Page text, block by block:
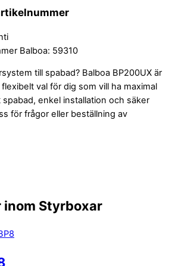
Balboa: 59310
till spabad? Balboa BP200UX är
val för dig som vill ha maximal
enkel installation och säker
för frågor eller beställning av
inom Styrboxar